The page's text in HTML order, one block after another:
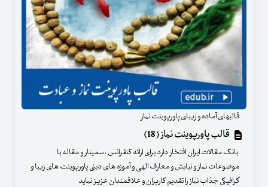
قالبهای آماده و زیبای پاورپوینت نماز
قالب پاورپوینت نماز (18)
بانک مقالات ایران افتخار دارد برای ارائه کنفرانس ، سمینار و مقاله با
موضوعات نماز و نیایش و معارف الهی و آموزه های دینی پاورپوینت های زیبا و
گرافیکی جذاب نماز را تقدیم کاربران و علاقمندان عزیز نماید